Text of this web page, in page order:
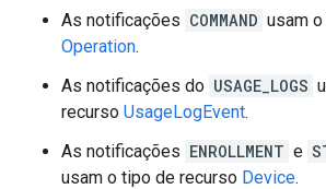
As notificações COMMAND usam
Operation.
As notificações do USAGE_LOGS
recurso UsageLogEvent.
As notificações ENROLLMENT e
usam o tipo de recurso Device.